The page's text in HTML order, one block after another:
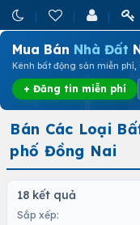
Mua Bán Nhà Đất
Kênh bất động sản miễn phí,
+ Đăng tin miễn phí
Bán Các Loại
phố Đồng Nai
18 kết quả
Sắp xếp: